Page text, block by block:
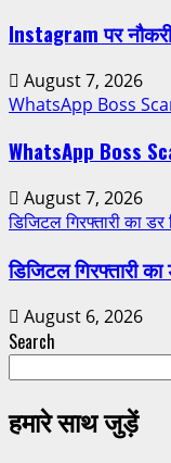
Instagram पर
August 7, 2026
WhatsApp Boss
WhatsApp Boss
August 7, 2026
डिजिटल गिरफ्तारी का
डिजिटल गिरफ्तारी
August 6, 2026
Search
हमारे साथ जुड़ें